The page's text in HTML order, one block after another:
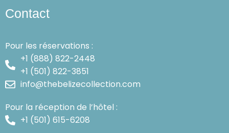
Contact
Pour les réservations :
+1 (888) 822-2448
+1 (501) 822-3851
info@thebelizecollection.com
Pour la réception de l’hôtel :
+1 (501) 615-6208